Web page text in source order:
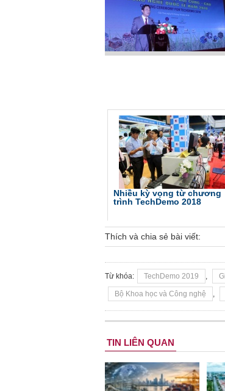
Nhiều kỳ vọng từ chương
trình TechDemo 2018
Thích và chia sẻ bài viết:
Từ khóa: TechDemo 2019 ,
Bộ Khoa học và Công nghệ ,
TIN LIÊN QUAN